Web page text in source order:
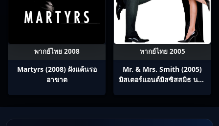
พากย์ไทย 2008
Martyrs (2008) ฝังแค้นรอ
อาฆาต
พากย์ไทย 2005
Mr. & Mrs. Smith (2005)
มิสเตอร์แอนด์มิสซิสสมิธ นาย